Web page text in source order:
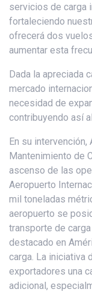
servicios de carga
fortaleciendo
ofrecerá dos
aumentar esta
Dada la apreciada
mercado
necesidad de
contribuyendo así
En su
Mantenimiento de
ascenso de las
Aeropuerto
mil toneladas
aeropuerto se
transporte de
destacado en
carga. La iniciativa
exportadores una
adicional,